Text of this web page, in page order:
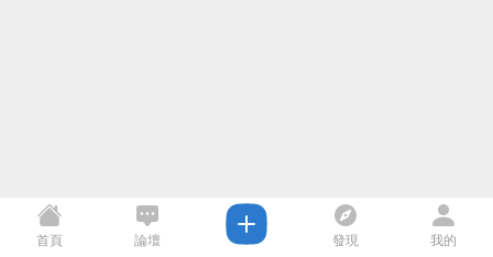
首頁 論壇 發現 我的